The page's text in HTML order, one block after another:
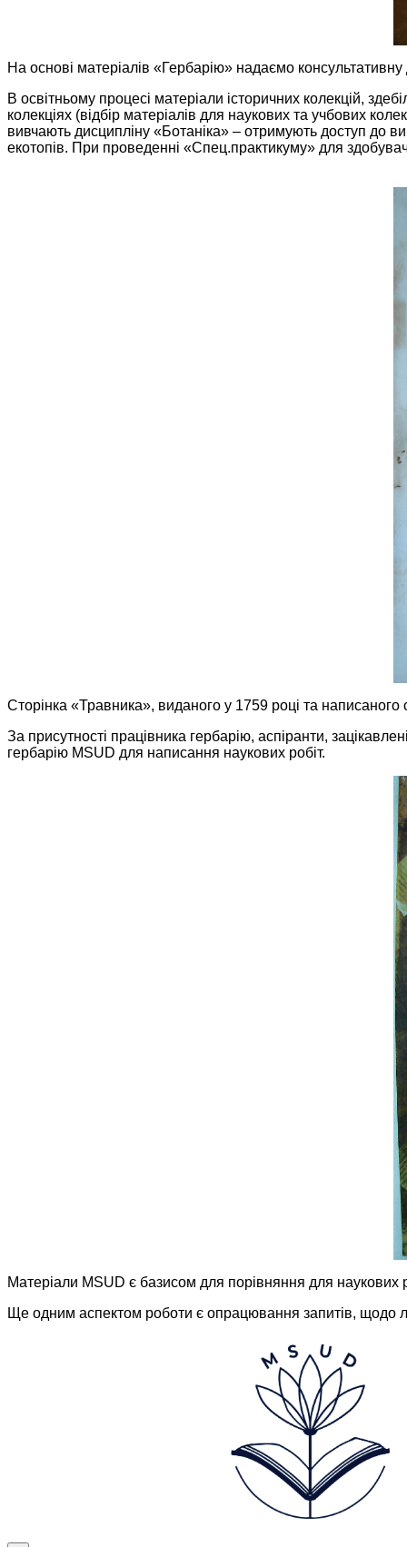
На основі матеріалів «Гербарію» надаємо
В освітньому процесі матеріали історичних колекцій,
колекціях (відбір матеріалів для наукових та учбових
вивчають дисципліну «Ботаніка» – отримують доступ до
екотопів. При проведенні «Спец.практикуму» для
Сторінка «Травника», виданого у 1759 році та
За присутності працівника гербарію, аспіранти,
гербарію MSUD для написання наукових робіт.
Матеріали MSUD є базисом для порівняння для наукових
Ще одним аспектом роботи є опрацювання запитів, щодо